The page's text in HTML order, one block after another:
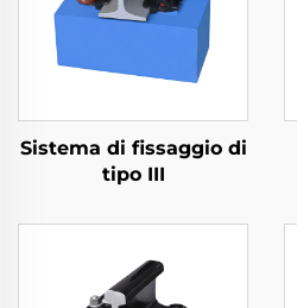
Sistema di fissaggio di
tipo III